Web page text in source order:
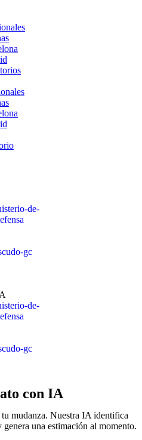
con IA
mudanza. Nuestra IA identifica
una estimación al momento.